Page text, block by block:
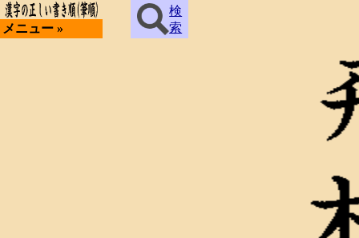
メニュー »
検
索